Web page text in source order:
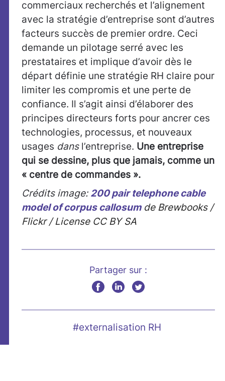
commerciaux recherchés et l’alignement
avec la stratégie d’entreprise sont d’autres
facteurs succès de premier ordre. Ceci
demande un pilotage serré avec les
prestataires et implique d’avoir dès le
départ définie une stratégie RH claire pour
limiter les compromis et une perte de
confiance. Il s’agit ainsi d’élaborer des
principes directeurs forts pour ancrer ces
technologies, processus, et nouveaux
usages dansl’entreprise. Une entreprise
qui se dessine, plus que jamais, comme un
« centre de commandes ».
Crédits image: 200 pair telephone cable
model of corpus callosumde Brewbooks /
Flickr / License CC BY SA
Partager sur :
#externalisation RH